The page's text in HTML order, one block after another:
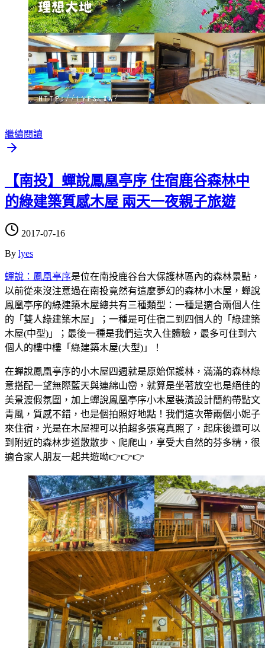
繼續閱讀
【南投】蟬說鳳凰亭序 住宿鹿谷森林中
的綠建築質感木屋 兩天一夜親子旅遊
2017-07-16
By lyes
蟬說：鳳凰亭序是位在南投鹿谷台大保護林區內的森林景點，
以前從來沒注意過在南投竟然有這麼夢幻的森林小木屋，蟬說
鳳凰亭序的綠建築木屋總共有三種類型：一種是適合兩個人住
的「雙人綠建築木屋」；一種是可住宿二到四個人的「綠建築
木屋(中型)」；最後一種是我們這次入住體驗，最多可住到六
個人的樓中樓「綠建築木屋(大型)」！
在蟬說鳳凰亭序的小木屋四週就是原始保護林，滿滿的森林綠
意搭配一望無際藍天與連綿山巒，就算是坐著放空也是絕佳的
美景渡假氛圍，加上蟬說鳳凰亭序小木屋裝潢設計簡約帶點文
青風，質感不錯，也是個拍照好地點！我們這次帶兩個小妮子
來住宿，光是在木屋裡可以拍超多張寫真照了，起床後還可以
到附近的森林步道散散步、爬爬山，享受大自然的芬多精，很
適合家人朋友一起共遊呦👉👉👉